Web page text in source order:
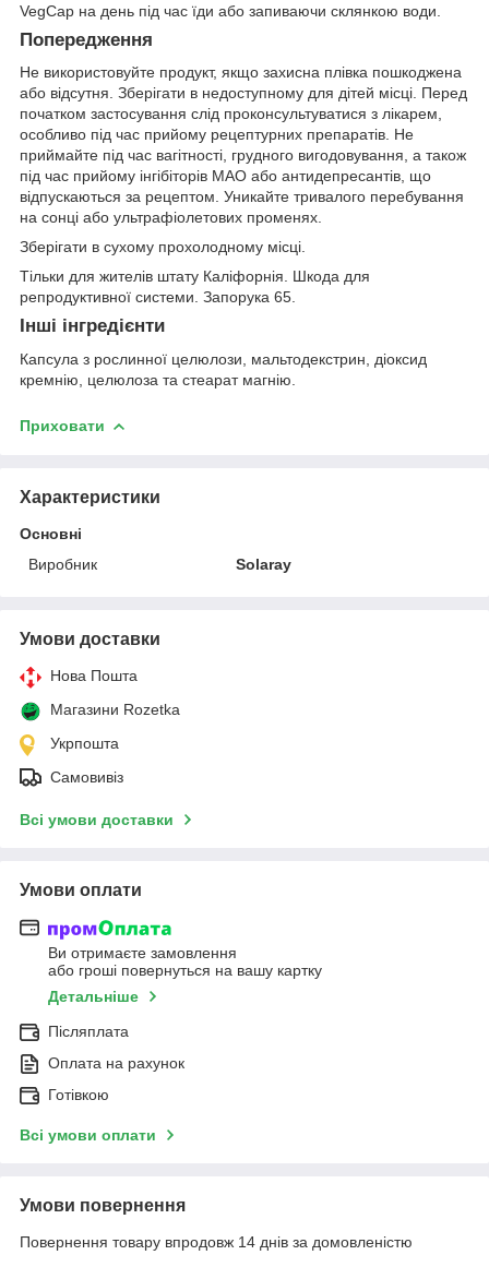
VegCap на день під час їди або запиваючи склянкою води.
Попередження
Не використовуйте продукт, якщо захисна плівка пошкоджена
або відсутня. Зберігати в недоступному для дітей місці. Перед
початком застосування слід проконсультуватися з лікарем,
особливо під час прийому рецептурних препаратів. Не
приймайте під час вагітності, грудного вигодовування, а також
під час прийому інгібіторів МАО або антидепресантів, що
відпускаються за рецептом. Уникайте тривалого перебування
на сонці або ультрафіолетових променях.
Зберігати в сухому прохолодному місці.
Тільки для жителів штату Каліфорнія. Шкода для
репродуктивної системи. Запорука 65.
Інші інгредієнти
Капсула з рослинної целюлози, мальтодекстрин, діоксид
кремнію, целюлоза та стеарат магнію.
Приховати
Характеристики
Основні
Виробник
Solaray
Умови доставки
Нова Пошта
Магазини Rozetka
Укрпошта
Самовивіз
Всі умови доставки
Умови оплати
Ви отримаєте замовлення
або гроші повернуться на вашу картку
Детальніше
Післяплата
Оплата на рахунок
Готівкою
Всі умови оплати
Умови повернення
Повернення товару впродовж 14 днів за домовленістю